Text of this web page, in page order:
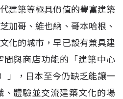
建築等極具價值的豐富建築
加哥、維也納、哥本哈根、
化的城市，早已設有兼具建
間與商店功能的「建築中心
」，日本至今仍缺乏能讓一
、體驗並交流建築文化的場